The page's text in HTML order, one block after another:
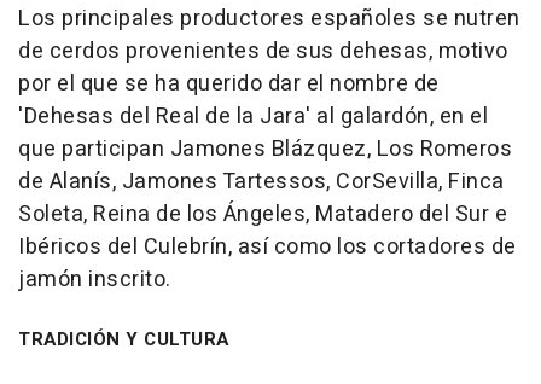
Los principales productores españoles se nutren
de cerdos provenientes de sus dehesas, motivo
por el que se ha querido dar el nombre de
'Dehesas del Real de la Jara' al galardón, en el
que participan Jamones Blázquez, Los Romeros
de Alanís, Jamones Tartessos, CorSevilla, Finca
Soleta, Reina de los Ángeles, Matadero del Sur e
Ibéricos del Culebrín, así como los cortadores de
jamón inscrito.
TRADICIÓN Y CULTURA